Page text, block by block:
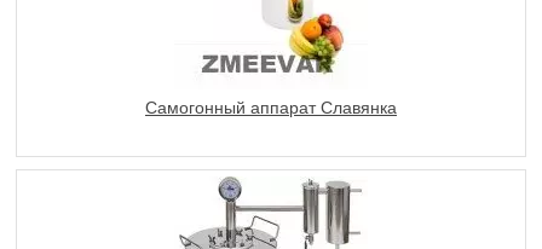
Самогонный аппарат Славянка